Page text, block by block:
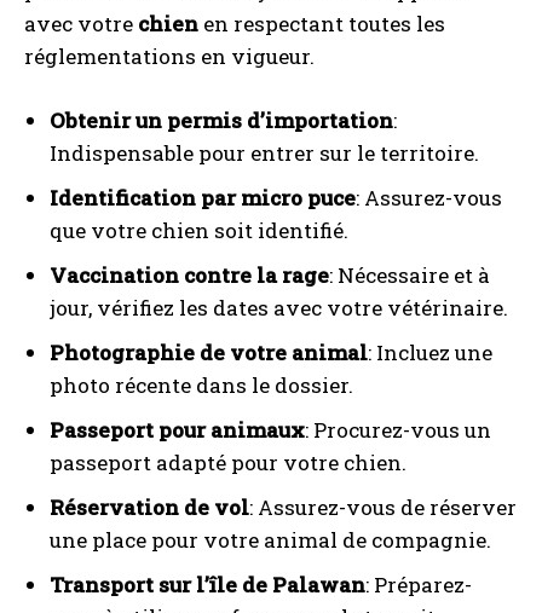
avec votre chien en respectant toutes les
réglementations en vigueur.
Obtenir un permis d’importation:
Indispensable pour entrer sur le territoire.
Identification par micro puce: Assurez-vous
que votre chien soit identifié.
Vaccination contre la rage: Nécessaire et à
jour, vérifiez les dates avec votre vétérinaire.
Photographie de votre animal: Incluez une
photo récente dans le dossier.
Passeport pour animaux: Procurez-vous un
passeport adapté pour votre chien.
Réservation de vol: Assurez-vous de réserver
une place pour votre animal de compagnie.
Transport sur l’île de Palawan: Préparez-